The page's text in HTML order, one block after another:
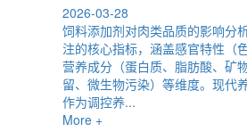
2026-03-28
饲料添加剂对肉类品质的影响分
注的核心指标，涵盖感官特性（
营养成分（蛋白质、脂肪酸、矿
留、微生物污染）等维度。现代
作为调控养...
More +